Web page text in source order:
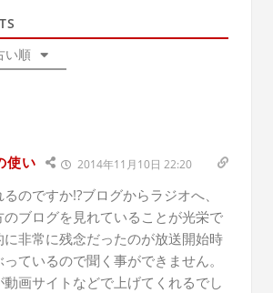
い順
使い 2014年11月10日 22:20
のですか!?ブログからラジオへ、
ブログを見れていることが光栄で
非常に残念だったのが放送開始時
ているので聞く事ができません。
画サイトなどで上げてくれるでし